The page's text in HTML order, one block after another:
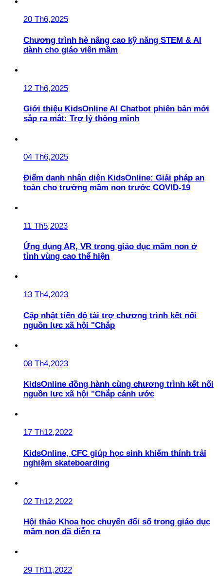
20 Th6,2025
Chương trình hè nâng cao kỹ năng STEM & AI
dành cho giáo viên mầm
12 Th6,2025
Giới thiệu KidsOnline AI Chatbot phiên bản mới
sắp ra mắt: Trợ lý thông minh
04 Th6,2025
Điểm danh nhận diện KidsOnline: Giải pháp an
toàn cho trường mầm non trước COVID-19
11 Th5,2023
Ứng dụng AR, VR trong giáo dục mầm non ở
tỉnh vùng cao thể hiện
13 Th4,2023
Cập nhật tiến độ tài trợ chương trình kết nối
nguồn lực xã hội "Chắp
08 Th4,2023
KidsOnline đồng hành cùng chương trình kết nối
nguồn lực xã hội "Chắp cánh ước
17 Th12,2022
KidsOnline, CFC giúp học sinh khiếm thính trải
nghiệm skateboarding
02 Th12,2022
Hội thảo Khoa học chuyển đổi số trong giáo dục
mầm non đã diễn ra
29 Th11,2022